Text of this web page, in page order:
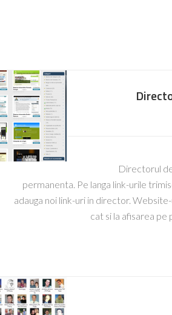
Directorul
permanenta. Pe langa link-urile
adauga noi link-uri in director.
cat si la afisarea pe